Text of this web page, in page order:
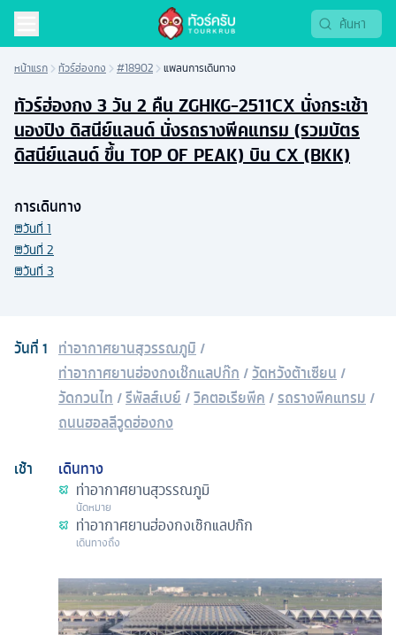
หน้าแรก ทัวร์ฮ่องกง #18902 แพลนการเดินทาง
ทัวร์ฮ่องกง 3 วัน 2 คืน ZGHKG-2511CX นั่งกระเช้า
นองปิง ดิสนีย์แลนด์ นั่งรถรางพีคแทรม (รวมบัตร
ดิสนีย์แลนด์ ขึ้น TOP OF PEAK) บิน CX (BKK)
วันที่1 ท่าอากาศยานสุวรรณภูมิ /
ท่าอากาศยานฮ่องกงเช๊กแลปก๊ก /วัดหวังต้าเซียน /
วัดกวนไท /รีพัลส์เบย์ /วิคตอเรียพีค /รถรางพีคแทรม /
ถนนฮอลลีวูดฮ่องกง
เช้า
เดินทาง
ท่าอากาศยานสุวรรณภูมิ
นัดหมาย
ท่าอากาศยานฮ่องกงเช๊กแลปก๊ก
เดินทางถึง
การเดินทาง
วันที่ 1
วันที่ 2
วันที่ 3